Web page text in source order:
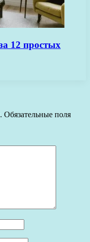
12 простых
Обязательные поля